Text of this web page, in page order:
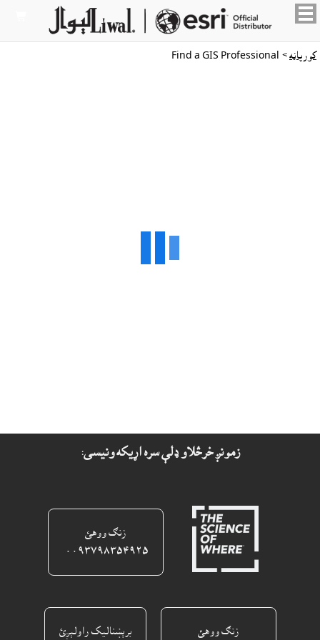
کورپاڼه > Find a GIS Professional
زمونږ خرڅلاو ډلې سره اړيکه ونيسى:
زنګ ووهئ
٠٠٩٣٧٩٨٣٥٤٩٢٥ ‎
زنګ ووهئ برېښناليک راولېږئ